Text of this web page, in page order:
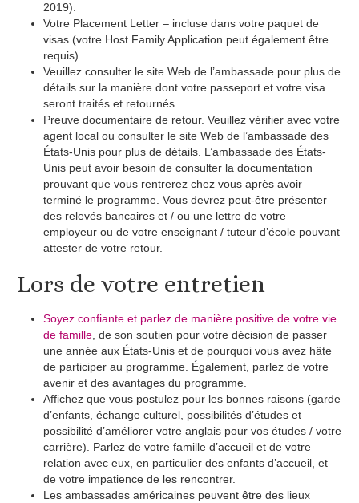
2019).
Votre Placement Letter – incluse dans votre paquet de
visas (votre Host Family Application peut également être
requis).
Veuillez consulter le site Web de l’ambassade pour plus de
détails sur la manière dont votre passeport et votre visa
seront traités et retournés.
Preuve documentaire de retour. Veuillez vérifier avec votre
agent local ou consulter le site Web de l’ambassade des
États-Unis pour plus de détails. L’ambassade des États-
Unis peut avoir besoin de consulter la documentation
prouvant que vous rentrerez chez vous après avoir
terminé le programme. Vous devrez peut-être présenter
des relevés bancaires et / ou une lettre de votre
employeur ou de votre enseignant / tuteur d’école pouvant
attester de votre retour.
Lors de votre entretien
Soyez confiante et parlez de manière positive de votre vie
de famille, de son soutien pour votre décision de passer
une année aux États-Unis et de pourquoi vous avez hâte
de participer au programme. Également, parlez de votre
avenir et des avantages du programme.
Affichez que vous postulez pour les bonnes raisons (garde
d’enfants, échange culturel, possibilités d’études et
possibilité d’améliorer votre anglais pour vos études / votre
carrière). Parlez de votre famille d’accueil et de votre
relation avec eux, en particulier des enfants d’accueil, et
de votre impatience de les rencontrer.
Les ambassades américaines peuvent être des lieux